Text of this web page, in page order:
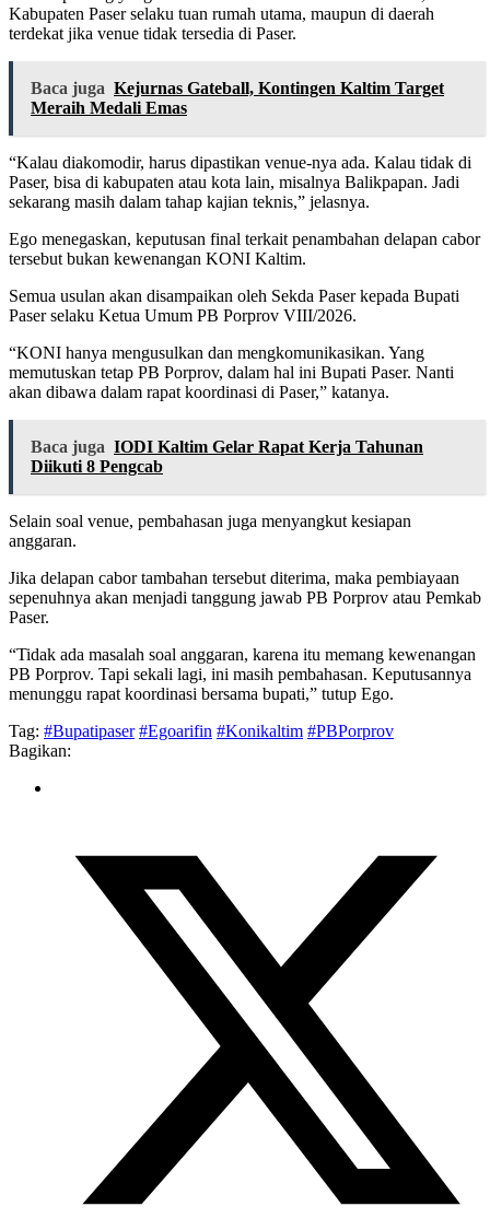
Kabupaten Paser selaku tuan rumah utama, maupun di daerah
terdekat jika venue tidak tersedia di Paser.
Baca juga Kejurnas Gateball, Kontingen Kaltim Target
Meraih Medali Emas
“Kalau diakomodir, harus dipastikan venue-nya ada. Kalau tidak di
Paser, bisa di kabupaten atau kota lain, misalnya Balikpapan. Jadi
sekarang masih dalam tahap kajian teknis,” jelasnya.
Ego menegaskan, keputusan final terkait penambahan delapan cabor
tersebut bukan kewenangan KONI Kaltim.
Semua usulan akan disampaikan oleh Sekda Paser kepada Bupati
Paser selaku Ketua Umum PB Porprov VIII/2026.
“KONI hanya mengusulkan dan mengkomunikasikan. Yang
memutuskan tetap PB Porprov, dalam hal ini Bupati Paser. Nanti
akan dibawa dalam rapat koordinasi di Paser,” katanya.
Baca juga IODI Kaltim Gelar Rapat Kerja Tahunan
Diikuti 8 Pengcab
Selain soal venue, pembahasan juga menyangkut kesiapan
anggaran.
Jika delapan cabor tambahan tersebut diterima, maka pembiayaan
sepenuhnya akan menjadi tanggung jawab PB Porprov atau Pemkab
Paser.
“Tidak ada masalah soal anggaran, karena itu memang kewenangan
PB Porprov. Tapi sekali lagi, ini masih pembahasan. Keputusannya
menunggu rapat koordinasi bersama bupati,” tutup Ego.
Tag: #Bupatipaser #Egoarifin #Konikaltim #PBPorprov
Bagikan: